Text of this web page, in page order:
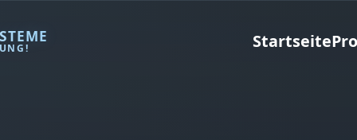
Startseite